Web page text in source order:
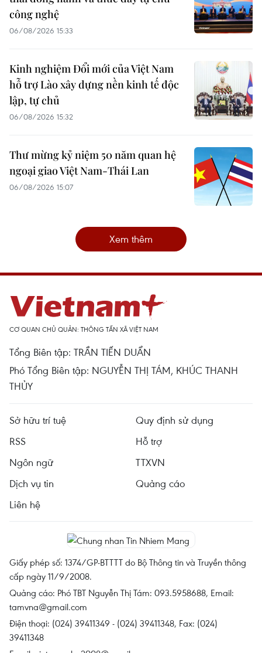
công nghệ
06/08/2026 15:33
Kinh nghiệm Đổi mới của Việt Nam
hỗ trợ Lào xây dựng nền kinh tế độc
lập, tự chủ
06/08/2026 15:32
Thư mừng kỷ niệm 50 năm quan hệ
ngoại giao Việt Nam-Thái Lan
06/08/2026 15:07
Xem thêm
CƠ QUAN CHỦ QUẢN: THÔNG TẤN XÃ VIỆT NAM
Tổng Biên tập: TRẦN TIẾN DUẨN
Phó Tổng Biên tập: NGUYỄN THỊ TÁM, KHÚC THANH
THỦY
Sở hữu trí tuệ
Quy định sử dụng
RSS
Hỗ trợ
Ngôn ngữ
TTXVN
Dịch vụ tin
Quảng cáo
Liên hệ
Giấy phép số: 1374/GP-BTTTT do Bộ Thông tin và Truyền thông
cấp ngày 11/9/2008.
Quảng cáo: Phó TBT Nguyễn Thị Tám: 093.5958688, Email:
tamvna@gmail.com
Điện thoại: (024) 39411349 - (024) 39411348, Fax: (024)
39411348